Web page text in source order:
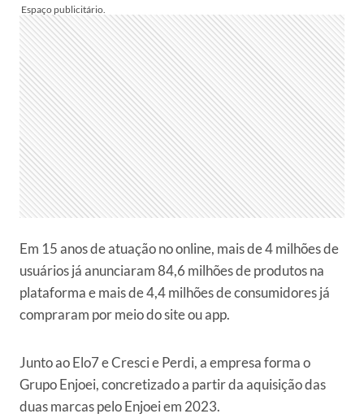
Em 15 anos de atuação no online, mais de 4 milhões de
usuários já anunciaram 84,6 milhões de produtos na
plataforma e mais de 4,4 milhões de consumidores já
compraram por meio do site ou app.
Junto ao Elo7 e Cresci e Perdi, a empresa forma o
Grupo Enjoei, concretizado a partir da aquisição das
duas marcas pelo Enjoei em 2023.